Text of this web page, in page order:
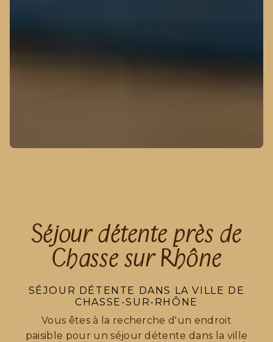
Séjour détente près de
Chasse sur Rhône
SÉJOUR DÉTENTE DANS LA VILLE DE
CHASSE-SUR-RHÔNE
Vous êtes à la recherche d'un endroit
paisible pour un séjour détente dans la ville